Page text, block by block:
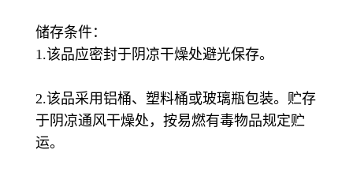
储存条件：
1.该品应密封于阴凉干燥处避光保存。
2.该品采用铝桶、塑料桶或玻璃瓶包装。贮存
于阴凉通风干燥处，按易燃有毒物品规定贮
运。